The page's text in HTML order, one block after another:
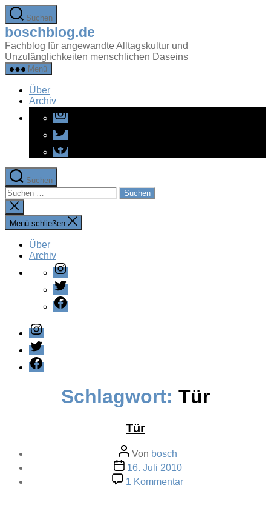
Zum
Inhalt
springen
Suchen
boschblog.de
Fachblog für angewandte Alltagskultur und
Unzulänglichkeiten menschlichen Daseins
Menü
Über
Archiv
Instagram
Twitter
Facebook
Suchen
Suchen
nach:
Suche
schließen
Menü schließen
Über
Archiv
Instagram
Twitter
Facebook
Instagram
Twitter
Facebook
Schlagwort: Tür
Tür
Beitragsautor
Von bosch
Veröffentlichungsdatum
16. Juli 2010
1 Kommentarzu
Tür